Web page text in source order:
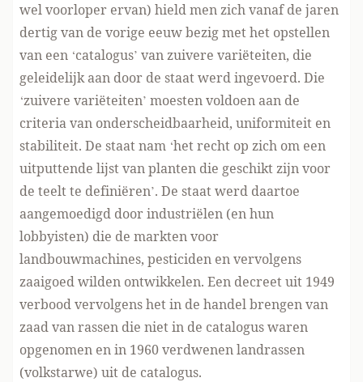
wel voorloper ervan) hield men zich vanaf de jaren
dertig van de vorige eeuw bezig met het opstellen
van een ‘catalogus’ van zuivere variëteiten, die
geleidelijk aan door de staat werd ingevoerd. Die
‘zuivere variëteiten’ moesten voldoen aan de
criteria van onderscheidbaarheid, uniformiteit en
stabiliteit. De staat nam ‘het recht op zich om een
uitputtende lijst van planten die geschikt zijn voor
de teelt te definiëren’. De staat werd daartoe
aangemoedigd door industriëlen (en hun
lobbyisten) die de markten voor
landbouwmachines, pesticiden en vervolgens
zaaigoed wilden ontwikkelen. Een decreet uit 1949
verbood vervolgens het in de handel brengen van
zaad van rassen die niet in de catalogus waren
opgenomen en in 1960 verdwenen landrassen
(volkstarwe) uit de catalogus.